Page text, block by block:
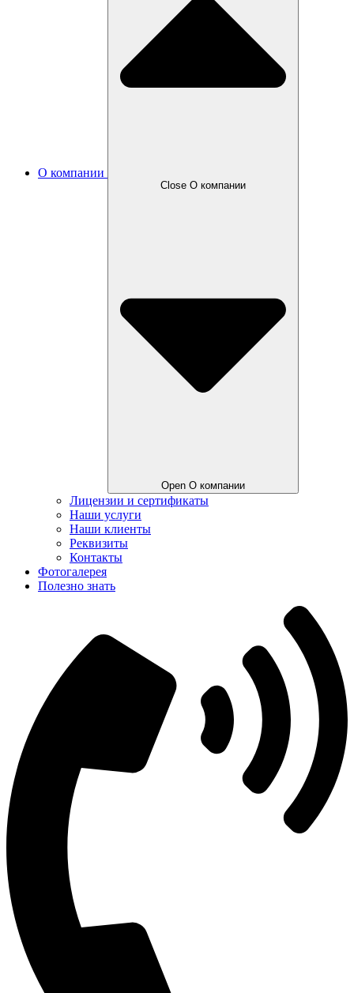
О компании
Close О компании
Open О компании
Лицензии и сертификаты
Наши услуги
Наши клиенты
Реквизиты
Контакты
Фотогалерея
Полезно знать